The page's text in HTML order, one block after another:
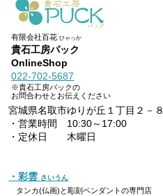
有限会社百花ひゃっか
貴石工房パック
OnlineShop
022-702-5687
※貴石工房パックの
お問合わせとお伝えください
宮城県名取市ゆりが丘１丁目２－８
・営業時間 10:30～17:00
・定休日 木曜日
・彩雲 さいうん
タンカ(仏画)と彫刻ペンダントの専門店